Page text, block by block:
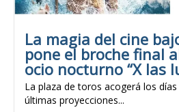
La magia del cine
pone el broche final
ocio nocturno “X las
La plaza de toros acogerá los
últimas proyecciones...